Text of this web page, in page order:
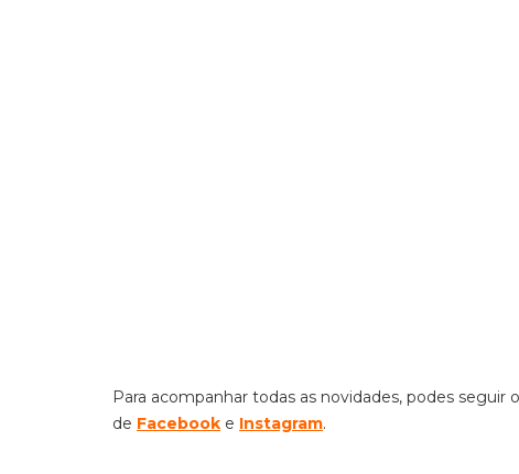
Para acompanhar todas as novidades, podes seguir
de Facebook e Instagram.